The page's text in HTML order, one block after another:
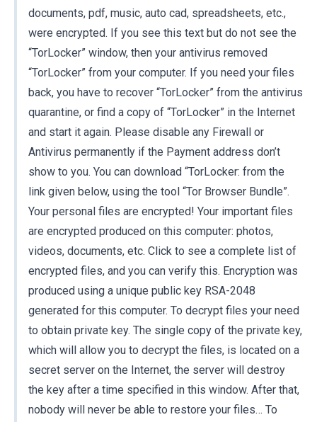
documents, pdf, music, auto cad, spreadsheets, etc.,
were encrypted. If you see this text but do not see the
“TorLocker” window, then your antivirus removed
“TorLocker” from your computer. If you need your files
back, you have to recover “TorLocker” from the antivirus
quarantine, or find a copy of “TorLocker” in the Internet
and start it again. Please disable any Firewall or
Antivirus permanently if the Payment address don’t
show to you. You can download “TorLocker: from the
link given below, using the tool “Tor Browser Bundle”.
Your personal files are encrypted! Your important files
are encrypted produced on this computer: photos,
videos, documents, etc. Click to see a complete list of
encrypted files, and you can verify this. Encryption was
produced using a unique public key RSA-2048
generated for this computer. To decrypt files your need
to obtain private key. The single copy of the private key,
which will allow you to decrypt the files, is located on a
secret server on the Internet, the server will destroy
the key after a time specified in this window. After that,
nobody will never be able to restore your files… To